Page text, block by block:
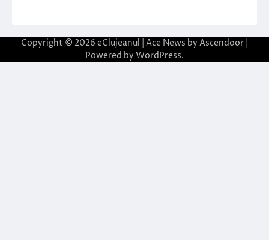
Copyright © 2026 eClujeanul | Ace News by Ascendoor
Powered by WordPress.